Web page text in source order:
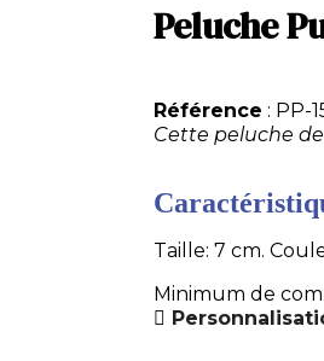
Peluche
Référence : PP-
Cette peluche
Taille: 7 cm.
Minimum de